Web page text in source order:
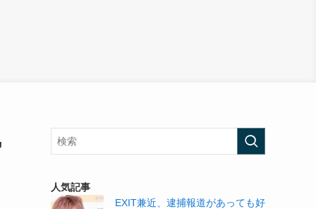
人気記事
EXIT兼近、逮捕報道があっても好